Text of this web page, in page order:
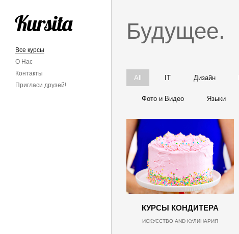
Все курсы
О Нас
Контакты
Пригласи друзей!
Будущее.
All IT Дизайн
Фото и Видео Языки
КУРСЫ КОНДИТЕРА
ИСКУССТВО AND КУЛИНАРИЯ